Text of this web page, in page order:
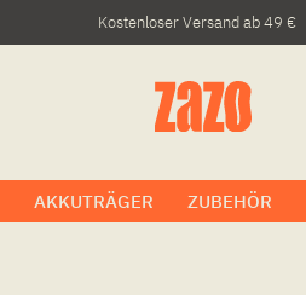
Kostenloser Versand ab 49 €
AKKUTRÄGER ZUBEHÖR